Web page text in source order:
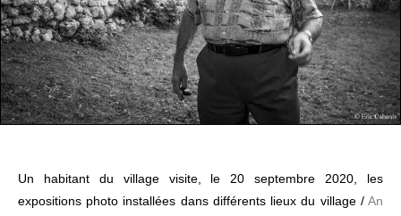
Un habitant du village visite, le 20 septembre 2020, les
expositions photo installées dans différents lieux du village / An